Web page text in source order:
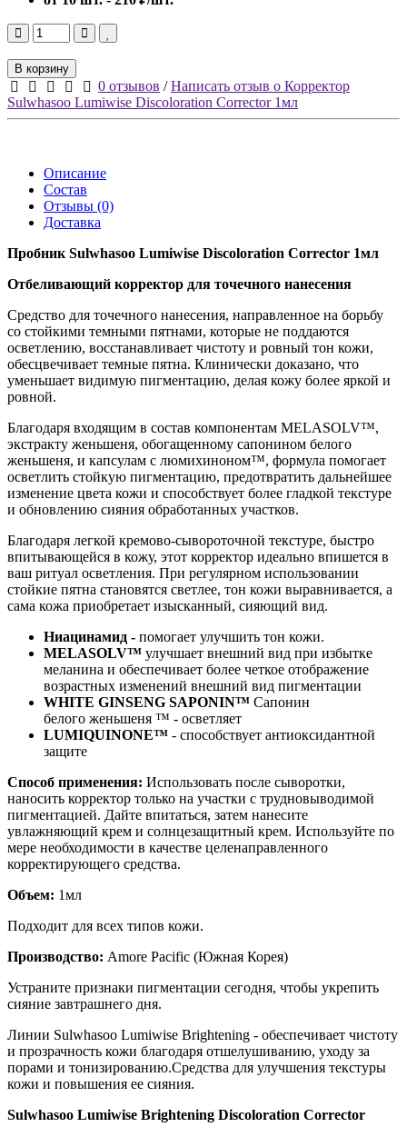
В корзину
0 отзывов /Написать отзыв о Корректор
Sulwhasoo Lumiwise Discoloration Corrector 1мл
Описание
Состав
Отзывы (0)
Доставка
Пробник Sulwhasoo Lumiwise Discoloration Corrector 1мл
Отбеливающий корректор для точечного нанесения
Средство для точечного нанесения, направленное на борьбу
со стойкими темными пятнами, которые не поддаются
осветлению, восстанавливает чистоту и ровный тон кожи,
обесцвечивает темные пятна. Клинически доказано, что
уменьшает видимую пигментацию, делая кожу более яркой и
ровной.
Благодаря входящим в состав компонентам MELASOLV™,
экстракту женьшеня, обогащенному сапонином белого
женьшеня, и капсулам с люмихиноном™, формула помогает
осветлить стойкую пигментацию, предотвратить дальнейшее
изменение цвета кожи и способствует более гладкой текстуре
и обновлению сияния обработанных участков.
Благодаря легкой кремово-сывороточной текстуре, быстро
впитывающейся в кожу, этот корректор идеально впишется в
ваш ритуал осветления. При регулярном использовании
стойкие пятна становятся светлее, тон кожи выравнивается, а
сама кожа приобретает изысканный, сияющий вид.
Ниацинамид - помогает улучшить тон кожи.
MELASOLV™ улучшает внешний вид при избытке
меланина и обеспечивает более четкое отображение
возрастных изменений внешний вид пигментации
WHITE GINSENG SAPONIN™ Сапонин
белого женьшеня ™ - осветляет
LUMIQUINONE™ - способствует антиоксидантной
защите
Способ применения: Использовать после сыворотки,
наносить корректор только на участки с трудновыводимой
пигментацией. Дайте впитаться, затем нанесите
увлажняющий крем и солнцезащитный крем. Используйте по
мере необходимости в качестве целенаправленного
корректирующего средства.
Объем: 1мл
Подходит для всех типов кожи.
Производство: Amore Pacific (Южная Корея)
Устраните признаки пигментации сегодня, чтобы укрепить
сияние завтрашнего дня.
Линии Sulwhasoo Lumiwise Brightening - обеспечивает чистоту
и прозрачность кожи благодаря отшелушиванию, уходу за
порами и тонизированию.Средства для улучшения текстуры
кожи и повышения ее сияния.
Sulwhasoo Lumiwise Brightening Discoloration Corrector